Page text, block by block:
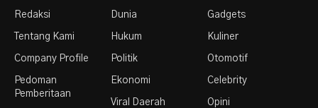
Redaksi
Tentang Kami
Company Profile
Pedoman
Pemberitaan
Dunia
Hukum
Politik
Ekonomi
Viral Daerah
Gadgets
Kuliner
Otomotif
Celebrity
Opini